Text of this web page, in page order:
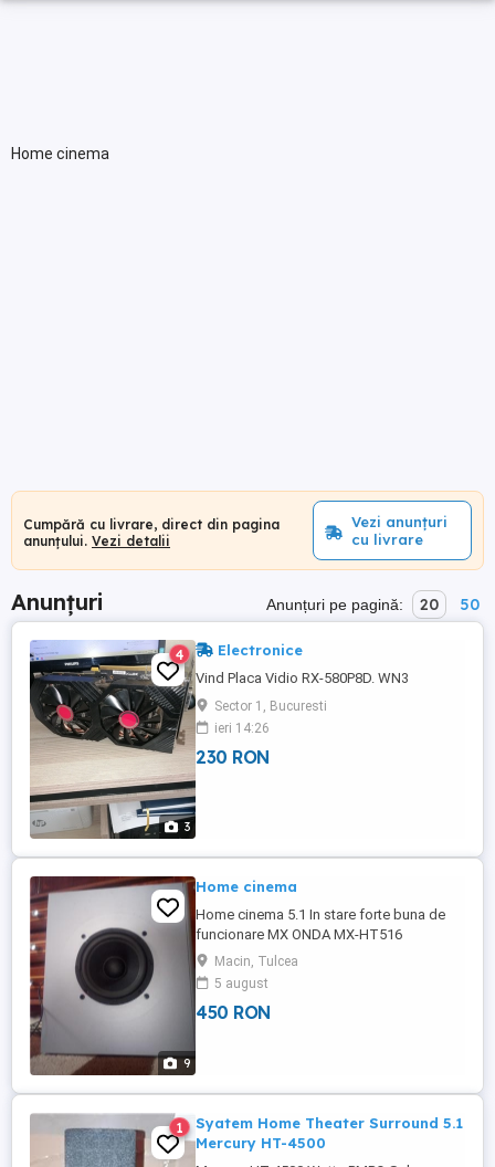
Home cinema
Cumpără cu livrare, direct din pagina
anunțului. Vezi detalii
Vezi anunțuri
cu livrare
Anunțuri Anunțuri pe pagină: 20 50
3
4 Electronice
Vind Placa Vidio RX-580P8D. WN3
Sector 1, Bucuresti
ieri 14:26
230 RON
9
Home cinema
Home cinema 5.1 In stare forte buna de
funcionare MX ONDA MX-HT516
Diametrul subwoferului 20 cm. Este adusa
din Spania. Scoate 50 w. reali pe statie.
Unitatea cu satelitii cantaresc in jur de
17kg. Dimensiunea unitatii: 45X45X20cm.
Macin, Tulcea
5 august
450 RON
1
Syatem Home Theater Surround 5.1
Mercury HT-4500